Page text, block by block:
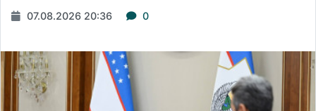
07.08.2026 20:36 0